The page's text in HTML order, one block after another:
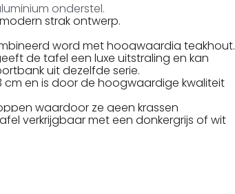
onderstel.
strak ontwerp.
word met hoogwaardig teakhout.
de tafel een luxe uitstraling en kan
uit dezelfde serie.
en is door de hoogwaardige kwaliteit
waardoor ze geen krassen
verkrijgbaar met een donkergrijs of wit